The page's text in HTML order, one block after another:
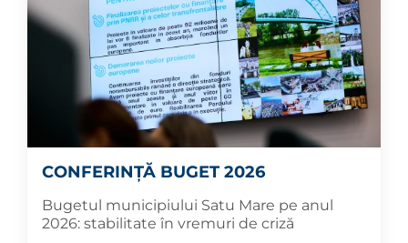
CONFERINȚĂ BUGET 2026
Bugetul municipiului Satu Mare pe anul
2026: stabilitate în vremuri de criză